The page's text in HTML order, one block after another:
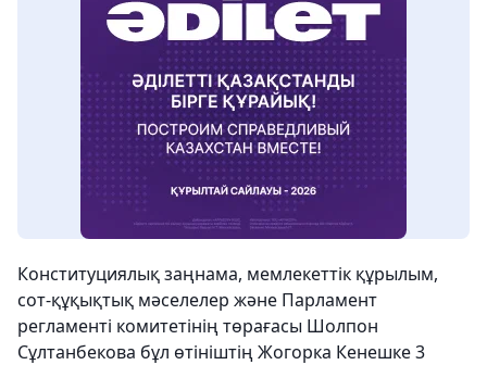
Конституциялық заңнама, мемлекеттік құрылым,
сот-құқықтық мәселелер және Парламент
регламенті комитетінің төрағасы Шолпон
Сұлтанбекова бұл өтініштің Жогорка Кенешке 3